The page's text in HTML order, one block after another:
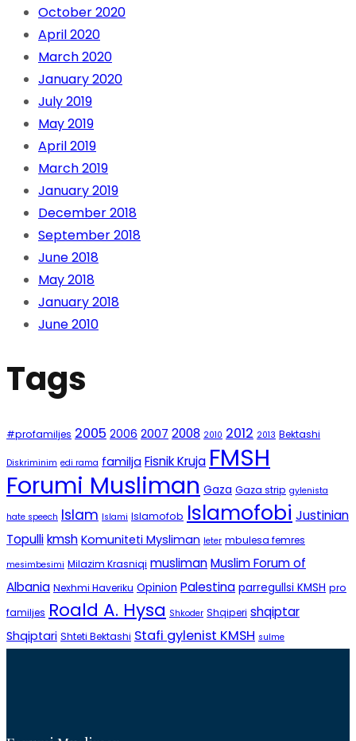
October 2020
April 2020
March 2020
January 2020
July 2019
May 2019
April 2019
March 2019
January 2019
December 2018
September 2018
June 2018
May 2018
January 2018
June 2010
Tags
#profamiljes 2005 2006 2007 2008 2010 2012 2013 Bektashi
Diskriminim edi rama familja Fisnik Kruja FMSH
Forumi Musliman Gaza Gaza strip gylenista
hate speech Islam Islami Islamofob Islamofobi Justinian
Topullikmsh Komuniteti Mysliman leter mbulesa femres
mesimbesimi Milazim Krasniqi muslimanMuslim Forum of
Albania Nexhmi Haveriku Opinion Palestina parregullsi KMSH pro
familjes Roald A. Hysa Shkoder Shqiperi shqiptar
Shqiptari Shteti Bektashi Stafi gylenist KMSH sulme